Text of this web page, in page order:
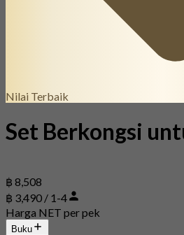
Nilai Terbaik
Set Berkongsi
฿ 8,508
฿ 3,490 / 1-4
Harga NET per pek
Buku